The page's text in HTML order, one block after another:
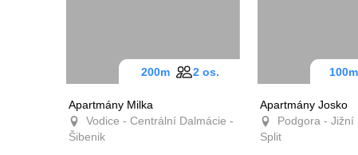
Apartmány Milka
Vodice - Centrální Dalmácie -
Šibenik
200m 2 os.
Apartmány Josko
Podgora - Jižní
Split